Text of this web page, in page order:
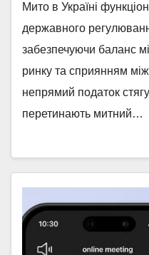
Мито в Україні
державного
забезпечуючи баланс
ринку та сприянням
непрямий податок
перетинають митний…